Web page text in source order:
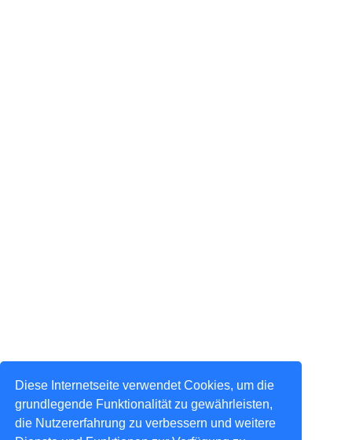
Diese Internetseite verwendet Cookies, um die
grundlegende Funktionalität zu gewährleisten,
die Nutzererfahrung zu verbessern und weitere